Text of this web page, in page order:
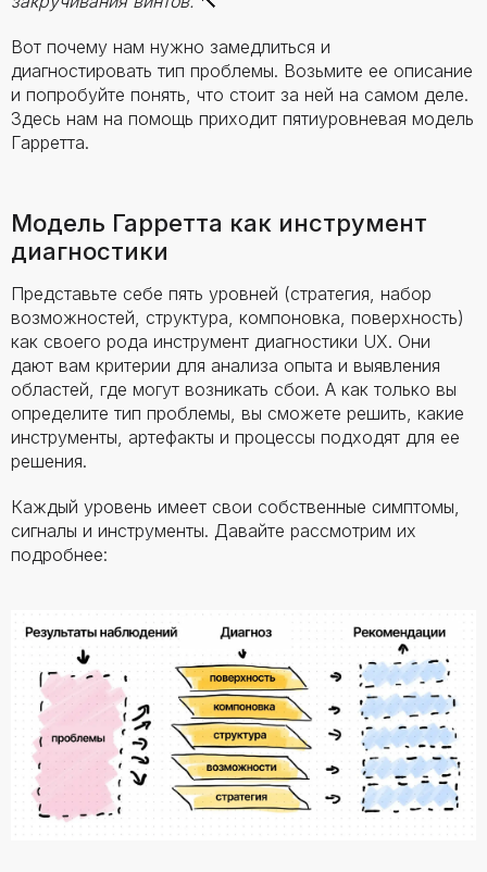
Вот почему нам нужно замедлиться и
диагностировать тип проблемы. Возьмите ее описание
и попробуйте понять, что стоит за ней на самом деле.
Здесь нам на помощь приходит пятиуровневая модель
Гарретта.
Модель Гарретта как инструмент
диагностики
Представьте себе пять уровней (стратегия, набор
возможностей, структура, компоновка, поверхность)
как своего рода инструмент диагностики UX. Они
дают вам критерии для анализа опыта и выявления
областей, где могут возникать сбои. А как только вы
определите тип проблемы, вы сможете решить, какие
инструменты, артефакты и процессы подходят для ее
решения.
Каждый уровень имеет свои собственные симптомы,
сигналы и инструменты. Давайте рассмотрим их
подробнее: